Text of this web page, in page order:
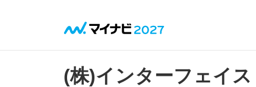
(株)インターフェイス